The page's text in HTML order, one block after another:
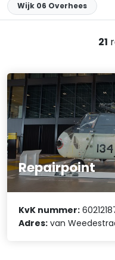
Wijk 06 Overhees
21
Repairpoint
KvK nummer:
Adres: van